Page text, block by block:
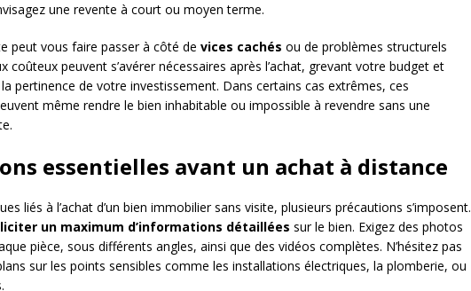
une revente à court ou moyen terme.
peut vous faire passer à côté de vices cachés ou de problèmes structurels
coûteux peuvent s’avérer nécessaires après l’achat, grevant votre budget et
pertinence de votre investissement. Dans certains cas extrêmes, ces
même rendre le bien inhabitable ou impossible à revendre sans une
essentielles avant un achat à distance
liés à l’achat d’un bien immobilier sans visite, plusieurs précautions s’imposent.
un maximum d’informations détaillées sur le bien. Exigez des photos
pièce, sous différents angles, ainsi que des vidéos complètes. N’hésitez pas
sur les points sensibles comme les installations électriques, la plomberie, ou